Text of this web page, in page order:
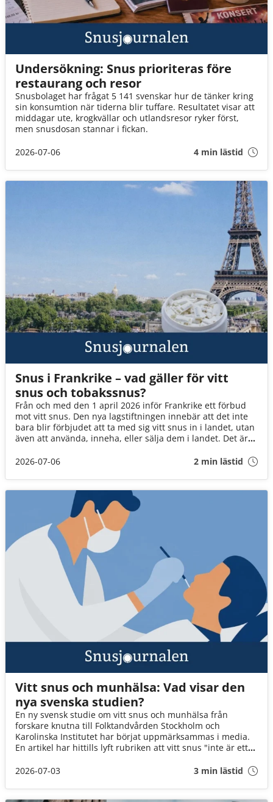
Undersökning: Snus prioriteras före
restaurang och resor
Snusbolaget har frågat 5 141 svenskar hur de tänker kring
sin konsumtion när tiderna blir tuffare. Resultatet visar att
middagar ute, krogkvällar och utlandsresor ryker först,
men snusdosan stannar i fickan.
2026-07-06
4 min lästid
Snus i Frankrike – vad gäller för vitt
snus och tobakssnus?
Från och med den 1 april 2026 inför Frankrike ett förbud
mot vitt snus. Den nya lagstiftningen innebär att det inte
bara blir förbjudet att ta med sig vitt snus in i landet, utan
även att använda, inneha, eller sälja dem i landet. Det är
(för eget bruk och i rimlig mängd).
2026-07-06 2 min lästid
Vitt snus och munhälsa: Vad visar den
nya svenska studien?
En ny svensk studie om vitt snus och munhälsa från
forskare knutna till Folktandvården Stockholm och
Karolinska Institutet har börjat uppmärksammas i media.
En artikel har hittills lyft rubriken att vitt snus "inte är ett
traditionellt snus. Men vad visar studien faktiskt – och vad
2026-07-03 3 min lästid